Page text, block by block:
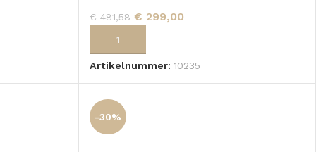
SPIEGELKASTEN
€481,58 € 299,00
TOEVOEGEN AAN WINKELWAGEN
Artikelnummer:10235
-30%